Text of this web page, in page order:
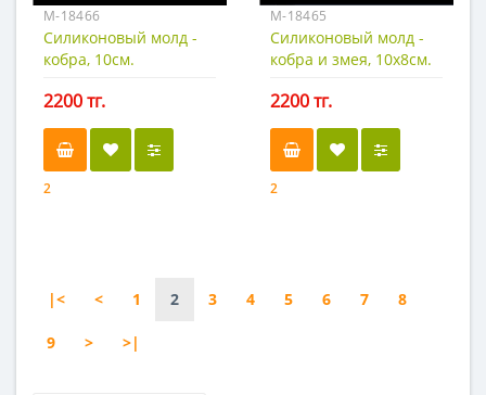
М-18466
Силиконовый молд -
кобра, 10см.
2200 тг.
2
М-18465
Силиконовый молд -
кобра и змея, 10х8см.
2200 тг.
2
|< < 1 2 3 4 5 6 7 8
9 > >|